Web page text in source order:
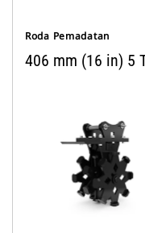
Roda Pemadatan
406 mm (16 in) 5